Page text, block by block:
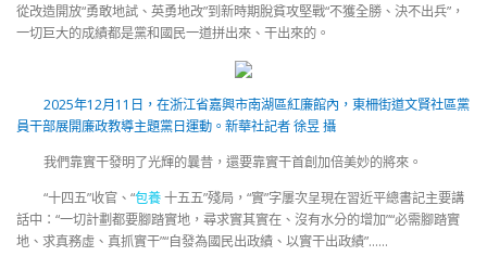
從改造開放“勇敢地試、英勇地改”到新時期脫貧攻堅戰“不獲全勝、決不出兵”，
一切巨大的成績都是黨和國民一道拼出來、干出來的。
2025年12月11日，在浙江省嘉興市南湖區紅廉館內，東柵街道文賢社區黨
員干部展開廉政教導主題黨日運動。新華社記者 徐昱 攝
我們靠實干發明了光輝的曩昔，還要靠實干首創加倍美妙的將來。
“十四五”收官、“包養十五五”殘局，“實”字屢次呈現在習近平總書記主要講
話中：“一切計劃都要腳踏實地，尋求實其實在、沒有水分的增加”“必需腳踏實
地、求真務虛、真抓實干”“自發為國民出政績、以實干出政績”……